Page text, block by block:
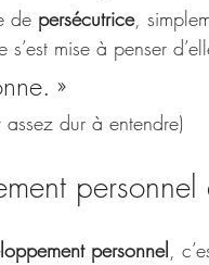
de persécutrice,
mise à penser
»
dur à entendre)
personnel,